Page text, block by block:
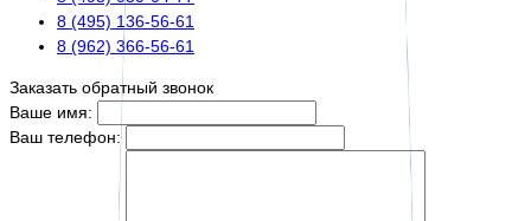
8 (495) 136-56-61
8 (962) 366-56-61
Заказать обратный звонок
Ваше имя:
Ваш телефон: